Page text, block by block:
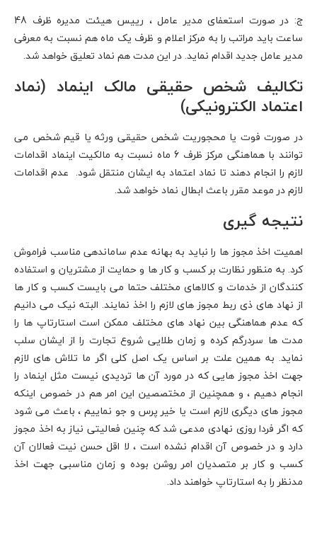
ج: در صورت استعفای مدیر عامل ، رییس هیئت مدیره ظرف 48
ساعت باید مراتب را به مرکز اعلام و ظرف یک ماه هم نسبت به معرفی
مدیر عامل جدید اقدام نماید. در این مدت هم نماد تعلیق خواهد شد.
تکالیف شخص حقیقی مالک اینماد (نماد
اعتماد الکترونیکی)
در صورت فوت یا محجوریت شخص حقیقی ورثه یا قیم شخص می
توانند با هماهنگی مرکز ظرف 6 ماه نسبت به مالکیت اینماد اقدامات
لازم را انجام دهند تا نماد اعتماد به ایشان منتقل شود. عدم اقدامات
لازم در موعد مقرر باعث ابطال نماد خواهد شد.
نتیجه گیری
اهمیت اخذ مجوز ها را نباید به بهانه عدم ساماندهی مناسب فراموش
کرد. به منظور نظارت بر کسب و کار ها و حمایت از مشتریان و استفاده
کنندگان از خدمات و کالاهای مختلف حتما می بایست کسب و کار ها
از نهاد های ذی ربط مجوز های لازم را اخذ نمایند. البته نیک می دانیم
که عدم هماهنگی بین نهاد های مختلف ممکن است استارتاپ ها را
مدت ها سردرگم کرده و زمان طلایی شروع تجارت را از ایشان سلب
نماید. به همین علت بر اساس یک اصل کلی اگر ما تلاش های لازم
جهت اخذ مجوز هایی که در مورد آن ها تردیدی نیست مثل اینماد را
انجام دهیم ، و همچنین از مختصصین این امر هم در خصوص اینکه
مجوز های دیگری لازم است یا خیر پرس و جو نماییم ، باعث می شود
که اگر فردا روزی نهادی مدعی شد که چنین فعالیتی نیاز به اخذ مجوز
دارد و در خصوص آن اقدام نشده است ، لا اقل حسن نیت فعالان آن
کسب و کار بر متصدیان امر روشن بوده و زمان مناسبی جهت اخذ
مدنظر را به استارتاپ خواهند داد.
مهاجرت تحصیلی به فنلاند
مهاجرت تحصیلی فوری به کشور فنلاند برای ترم جدید
تکمیل فرم